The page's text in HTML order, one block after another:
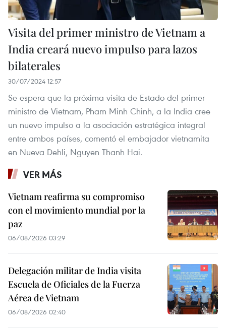
Visita del primer ministro de Vietnam a
India creará nuevo impulso para lazos
bilaterales
30/07/2024 12:57
Se espera que la próxima visita de Estado del primer
ministro de Vietnam, Pham Minh Chinh, a la India cree
un nuevo impulso a la asociación estratégica integral
entre ambos países, comentó el embajador vietnamita
en Nueva Dehli, Nguyen Thanh Hai.
VER MÁS
Vietnam reafirma su compromiso
con el movimiento mundial por la
paz
06/08/2026 03:29
Delegación militar de India visita
Escuela de Oficiales de la Fuerza
Aérea de Vietnam
06/08/2026 02:40